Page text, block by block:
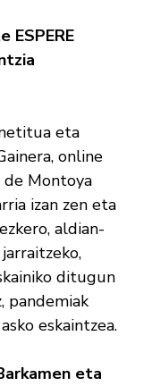
ESPERE
eta
online
de Montoya
izan zen eta
aldian-
ditugun
pandemiak
eskaintzea.
eta